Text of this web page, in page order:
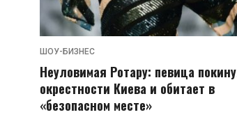
ШОУ-БИЗНЕС
Неуловимая Ротару: певица
окрестности Киева и обитает в
«безопасном месте»